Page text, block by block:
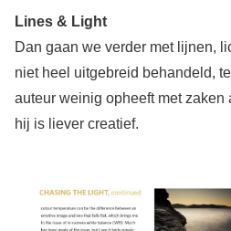
Lines & Light
Dan gaan we verder met lijnen,
niet heel uitgebreid behandeld,
auteur weinig opheeft met zaken
hij is liever creatief.